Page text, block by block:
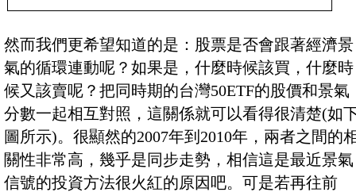
然而我們更希望知道的是：股票是否會跟著經濟景
氣的循環連動呢？如果是，什麼時候該買，什麼時
候又該賣呢？把同時期的台灣50ETF的股價和景氣
分數一起相互對照，這關係就可以看得很清楚(如
圖所示)。很顯然的2007年到2010年，兩者之間的
關性非常高，幾乎是同步走勢，相信這是最近景氣
信號的投資方法很火紅的原因吧。可是若再往前